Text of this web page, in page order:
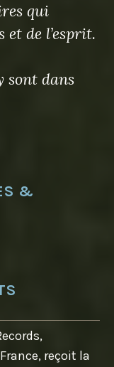
qui
de l’esprit.
sont dans
&
reçoit la